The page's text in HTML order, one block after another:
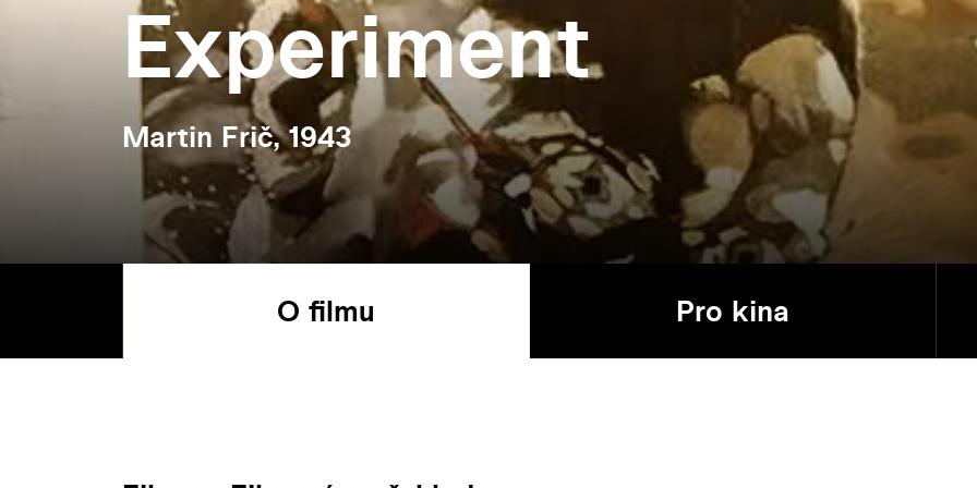
Experiment
Martin Frič, 1943
O filmu Pro kina